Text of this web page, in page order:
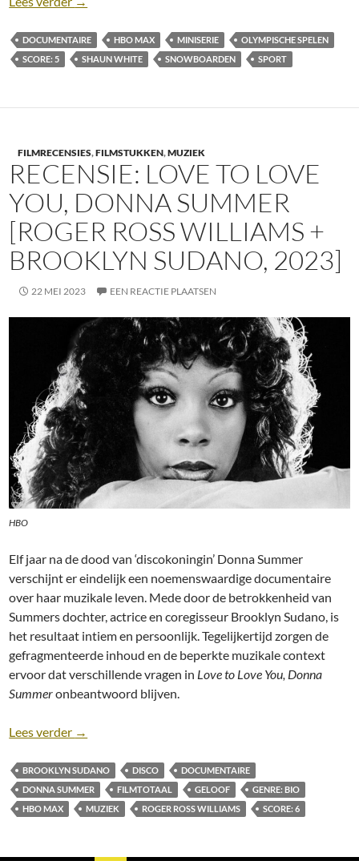
DOCUMENTAIRE HBO MAX MINISERIE
OLYMPISCHE SPELEN
SCORE: 5
SHAUN WHITE SNOWBOARDEN SPORT
FILMRECENSIES,FILMSTUKKEN,MUZIEK
RECENSIE: LOVE TO LOVE
YOU, DONNA SUMMER
[ROGER ROSS WILLIAMS +
BROOKLYN SUDANO, 2023]
22 MEI 2023 EEN REACTIE PLAATSEN
HBO
Elf jaar na de dood van ‘discokoningin’ Donna Summer
verschijnt er eindelijk een noemenswaardige documentaire
over haar muzikale leven. Mede door de betrokkenheid van
Summers dochter, actrice en coregisseur Brooklyn Sudano, is
het resultaat intiem en persoonlijk. Tegelijkertijd zorgen de
gefragmenteerde inhoud en de beperkte muzikale context
ervoor dat verschillende vragen in Love to Love You, Donna
Summeronbeantwoord blijven.
Lees verder Recensie: Love to Love You, Donna Summer
→
BROOKLYN SUDANO DISCO
DOCUMENTAIRE
DONNA SUMMER
FILMTOTAAL GELOOF
GENRE: BIO
HBO MAX
MUZIEK ROGER ROSS WILLIAMS SCORE: 6